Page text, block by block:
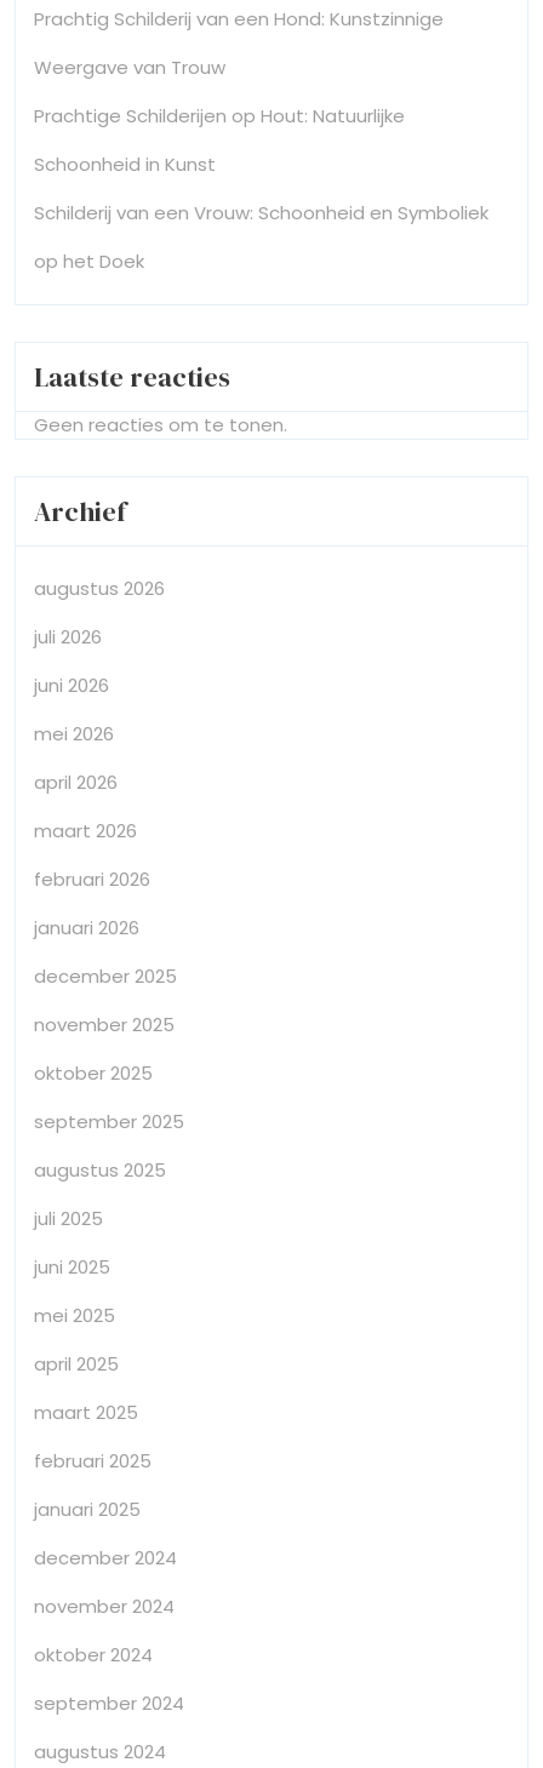
Prachtig Schilderij van een Hond: Kunstzinnige
Weergave van Trouw
Prachtige Schilderijen op Hout: Natuurlijke
Schoonheid in Kunst
Schilderij van een Vrouw: Schoonheid en Symboliek
op het Doek
Laatste reacties
Geen reacties om te tonen.
Archief
augustus 2026
juli 2026
juni 2026
mei 2026
april 2026
maart 2026
februari 2026
januari 2026
december 2025
november 2025
oktober 2025
september 2025
augustus 2025
juli 2025
juni 2025
mei 2025
april 2025
maart 2025
februari 2025
januari 2025
december 2024
november 2024
oktober 2024
september 2024
augustus 2024